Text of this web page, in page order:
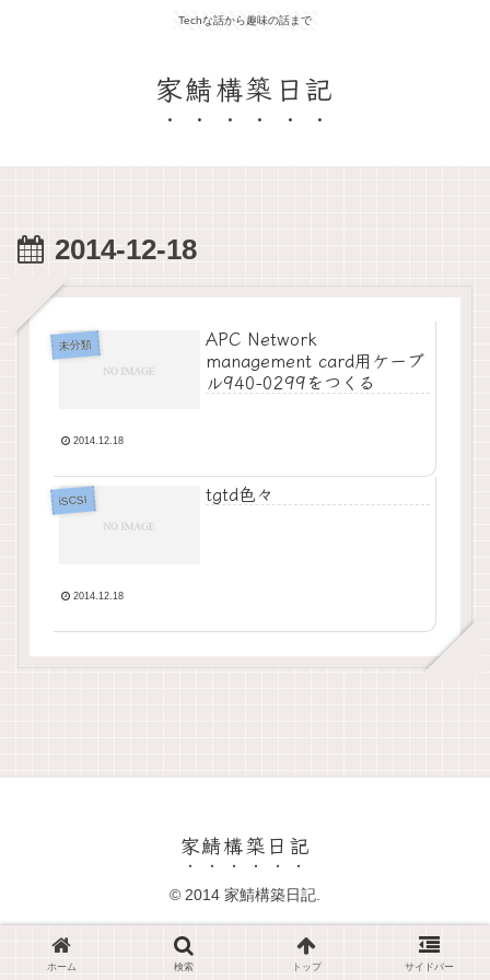
Techな話から趣味の話まで
家鯖構築日記
2014-12-18
未分類
APC Network
management card用ケーブ
ル940-0299をつくる
2014.12.18
iSCSI tgtd色々
2014.12.18
家鯖構築日記
© 2014 家鯖構築日記.
ホーム 検索 トップ サイドバー